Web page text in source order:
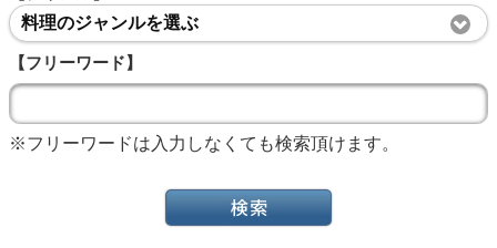
料理のジャンルを選ぶ
【フリーワード】
※フリーワードは入力しなくても検索頂けます。